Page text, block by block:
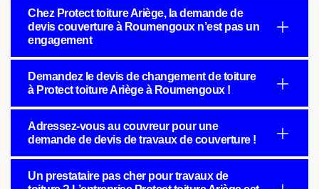
Chez Protect toiture Ariège, la demande de
devis couverture à Roumengoux n’est pas un
engagement
Demandez le devis de changement de toiture
à Protect toiture Ariège à Roumengoux !
Adressez-vous au couvreur pour une
demande de devis de travaux de couverture !
Un prestataire pas cher pour travaux de